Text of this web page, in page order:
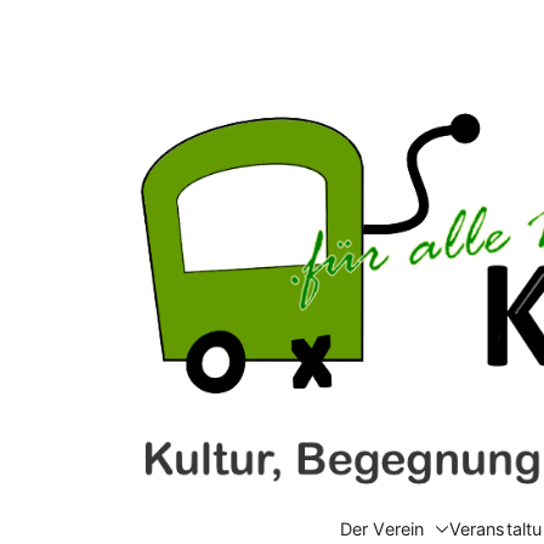
Der Verein